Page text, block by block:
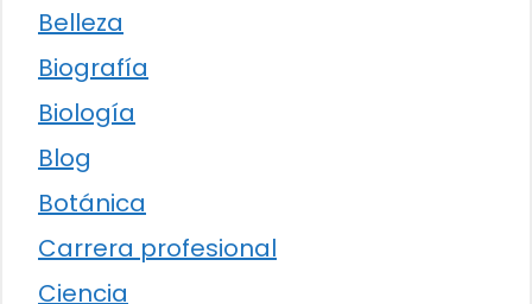
Belleza
Biografía
Biología
Blog
Botánica
Carrera profesional
Ciencia